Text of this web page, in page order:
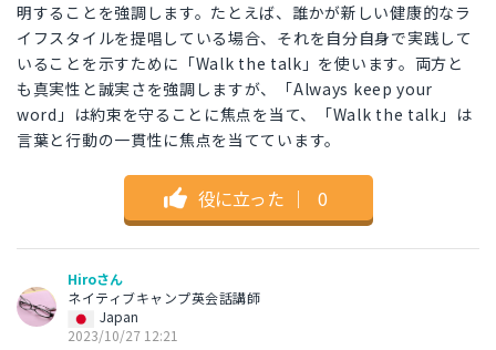
明することを強調します。たとえば、誰かが新しい健康的なラ
イフスタイルを提唱している場合、それを自分自身で実践して
いることを示すために「Walk the talk」を使います。両方と
も真実性と誠実さを強調しますが、「Always keep your
word」は約束を守ることに焦点を当て、「Walk the talk」は
言葉と行動の一貫性に焦点を当てています。
役に立った ｜ 0
Hiroさん
ネイティブキャンプ英会話講師
Japan
2023/10/27 12:21